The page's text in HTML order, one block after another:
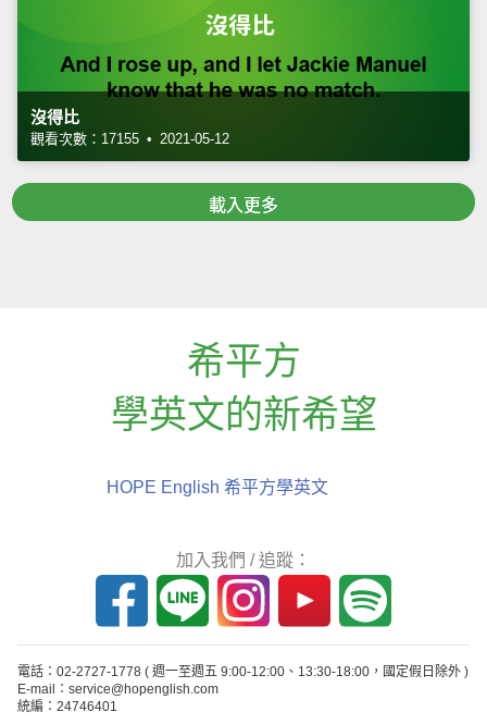
沒得比
觀看次數：17155 • 2021-05-12
載入更多
希平方
學英文的新希望
HOPE English 希平方學英文
加入我們 / 追蹤：
電話：02-2727-1778 ( 週一至週五 9:00-12:00、13:30-18:00，國定假日除外 )
E-mail：service@hopenglish.com
統編：24746401